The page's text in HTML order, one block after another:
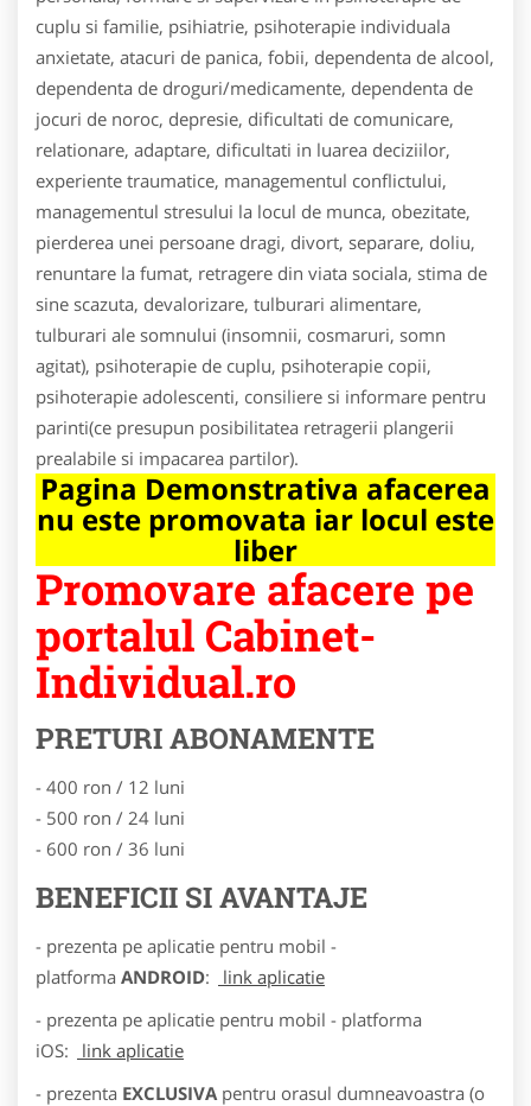
cuplu si familie, psihiatrie, psihoterapie individuala
anxietate, atacuri de panica, fobii, dependenta de alcool,
dependenta de droguri/medicamente, dependenta de
jocuri de noroc, depresie, dificultati de comunicare,
relationare, adaptare, dificultati in luarea deciziilor,
experiente traumatice, managementul conflictului,
managementul stresului la locul de munca, obezitate,
pierderea unei persoane dragi, divort, separare, doliu,
renuntare la fumat, retragere din viata sociala, stima de
sine scazuta, devalorizare, tulburari alimentare,
tulburari ale somnului (insomnii, cosmaruri, somn
agitat), psihoterapie de cuplu, psihoterapie copii,
psihoterapie adolescenti, consiliere si informare pentru
parinti(ce presupun posibilitatea retragerii plangerii
prealabile si impacarea partilor).
Pagina Demonstrativa afacerea
nu este promovata iar locul este
liber
Promovare afacere pe
portalul Cabinet-
Individual.ro
PRETURI ABONAMENTE
- 400 ron / 12 luni
- 500 ron / 24 luni
- 600 ron / 36 luni
BENEFICII SI AVANTAJE
- prezenta pe aplicatie pentru mobil -
platforma ANDROID:
link aplicatie
- prezenta pe aplicatie pentru mobil - platforma
iOS:
link aplicatie
- prezenta EXCLUSIVA pentru orasul dumneavoastra (o